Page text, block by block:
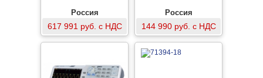
Россия
617 991 руб. с НДС
Россия
144 990 руб. с НДС